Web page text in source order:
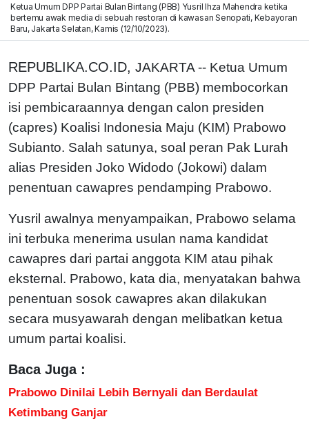
Ketua Umum DPP Partai Bulan Bintang (PBB) Yusril Ihza Mahendra ketika
bertemu awak media di sebuah restoran di kawasan Senopati, Kebayoran
Baru, Jakarta Selatan, Kamis (12/10/2023).
REPUBLIKA.CO.ID, JAKARTA -- Ketua Umum
DPP Partai Bulan Bintang (PBB) membocorkan
isi pembicaraannya dengan calon presiden
(capres) Koalisi Indonesia Maju (KIM) Prabowo
Subianto. Salah satunya, soal peran Pak Lurah
alias Presiden Joko Widodo (Jokowi) dalam
penentuan cawapres pendamping Prabowo.
Yusril awalnya menyampaikan, Prabowo selama
ini terbuka menerima usulan nama kandidat
cawapres dari partai anggota KIM atau pihak
eksternal. Prabowo, kata dia, menyatakan bahwa
penentuan sosok cawapres akan dilakukan
secara musyawarah dengan melibatkan ketua
umum partai koalisi.
Baca Juga :
Prabowo Dinilai Lebih Bernyali dan Berdaulat
Ketimbang Ganjar